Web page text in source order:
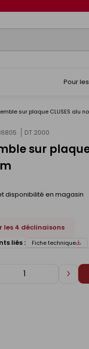
Pour
sur plaque CLUSES alu
DT 2000
sur
disponibilité en magasin
les 4 déclinaisons
liés :
Fiche technique